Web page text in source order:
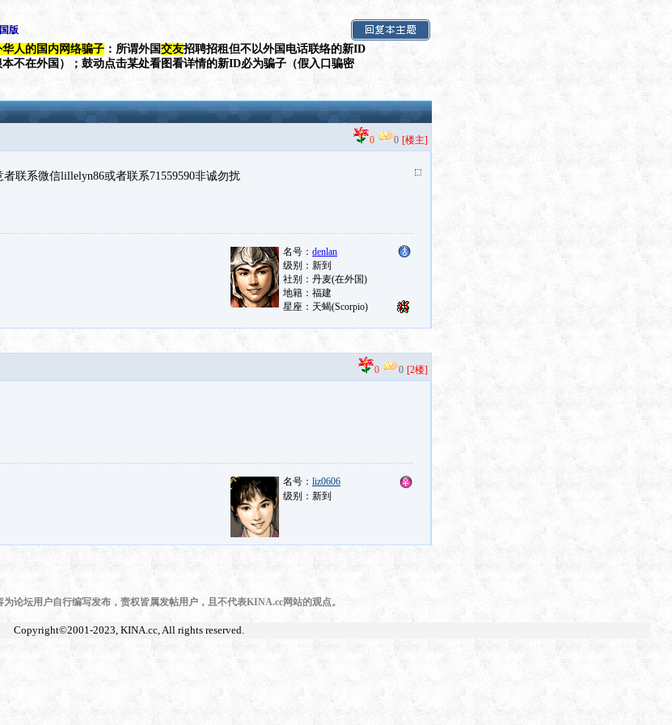
版
人的国内网络骗子 ：所谓外国交友招聘招租但不以外国电话联络的新ID
不在外国）；鼓动点击某处看图看详情的新ID必为骗子（假入口骗密
0 0 [楼主]
联系微信lillelyn86或者联系71559590非诚勿扰
0 0 [2楼]
名号： liz0606
级别：新到
论坛用户自行编写发布，责权皆属发帖用户，且不代表KINA.cc网站的观点。
Copyright©2001-2023, KINA.cc, All rights reserved.